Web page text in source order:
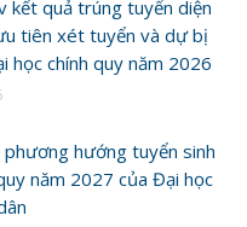
kết quả trúng tuyển diện
tiên xét tuyển và dự bị
học chính quy năm 2026
hướng tuyển sinh
năm 2027 của Đại học